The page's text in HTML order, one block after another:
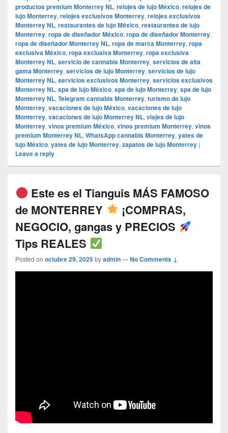
productos premium Monterrey NL, relojes de lujo México, relojes de
lujo Monterrey, relojes exclusivos Monterrey, relojes exclusivos
Monterrey NL, restaurantes de lujo México, restaurantes de lujo
Monterrey, ropa de diseñador México, ropa de diseñador Monterrey,
ropa de diseñador Monterrey NL, ropa de marca Monterrey, ropa
exclusiva México, ropa exclusiva Monterrey, ropa exclusiva
Monterrey NL, servicio de cannabis Monterrey, servicios de alta
gama Monterrey, servicios de lujo Monterrey, servicios de lujo
Monterrey NL, servicios exclusivos Monterrey, servicios exclusivos
Monterrey NL, spa de lujo México, spa de lujo Monterrey, spa de lujo
Monterrey NL, Telegram cannabis Monterrey, turismo de lujo
Monterrey, vacaciones de lujo México, vacaciones de lujo
Monterrey, vacaciones de lujo Monterrey NL, viajes de lujo
Monterrey, vinos premium México, vinos premium Monterrey, vinos
premium Monterrey NL, WhatsApp cannabis Monterrey, yates de
lujo México, yates de lujo Monterrey, zapatos de lujo Monterrey |
Leave a reply
Este es el Tianguis MÁS FAMOSO
de MONTERREY
¡COMPRAS,
NEGOCIO, gangas y PRECIOS
Tips REALES
Posted on octubre 29, 2025byadmin—No Comments ↓